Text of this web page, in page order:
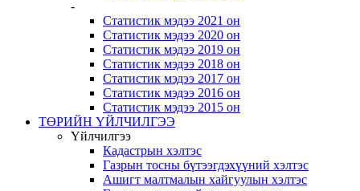
-
Статистик мэдээ 2021 он
Статистик мэдээ 2020 он
Статистик мэдээ 2019 он
Статистик мэдээ 2018 он
Статистик мэдээ 2017 он
Статистик мэдээ 2016 он
Статистик мэдээ 2015 он
ТӨРИЙН ҮЙЛЧИЛГЭЭ
Үйлчилгээ
Кадастрын хэлтэс
Газрын тосны бүтээгдэхүүний хэлтэс
Ашигт малтмалын хайгуулын хэлтэс